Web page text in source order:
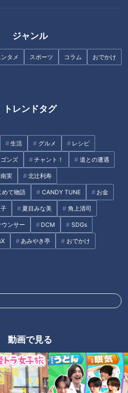
ジャンル
タメ スポーツ コラム おでかけ
トレンドタグ
生活 グルメ レシピ
ゴンズ チャント！ 道との遭遇
実 北辻利寿
めて物語 CANDY TUNE お金
夏目みな美 角上清司
ンサー DCM SDGs
あみやき亭 おでかけ
動画で見る
なずキング
る「epi.tetto（エピテット）」は、
なずキング
ム」（560円）は、しめじ・エリン
こが楽しめる秋の新作。バケット
形したパン「バタール」を使用して
りした食感が楽しめます。きのこ入
性は抜群！
岡ノ上1489-1